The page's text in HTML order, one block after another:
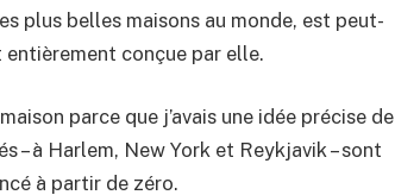
plus belles maisons au monde, est peut-
conçue par elle.
parce que j’avais une idée précise de
– à Harlem, New York et Reykjavik – sont
à partir de zéro.